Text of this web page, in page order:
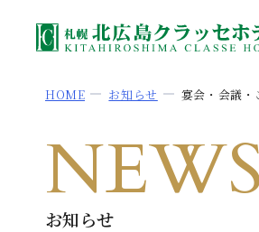
HOME お知らせ 宴会・会議・
NEWS
お知らせ